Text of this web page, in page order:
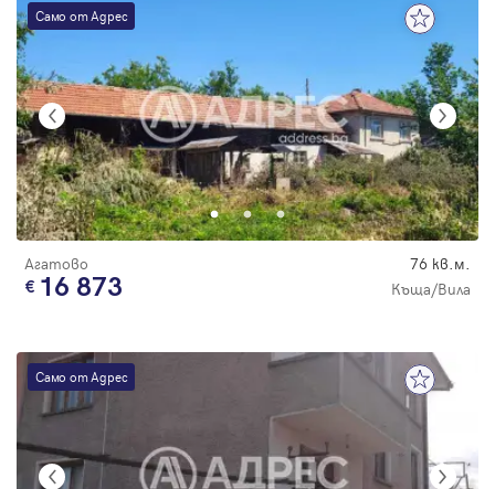
Само от Адрес
Агатово 76 кв.м.
16 873 Къща/Вила
Само от Адрес